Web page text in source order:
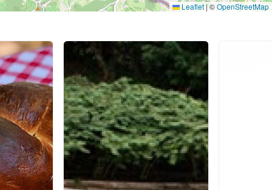
Leaflet | ©OpenStreetMap